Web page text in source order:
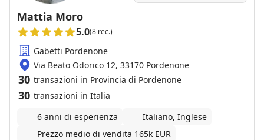
Mattia Moro
5.0(8 rec.)
Gabetti Pordenone
Via Beato Odorico 12, 33170 Pordenone
30 transazioni in Provincia di Pordenone
30 transazioni in Italia
6 anni di esperienza
Italiano, Inglese
Prezzo medio di vendita 165k EUR